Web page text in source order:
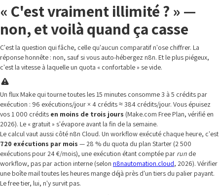
« C'est vraiment illimité ? » —
non, et voilà quand ça casse
C'est la question qui fâche, celle qu'aucun comparatif n'ose chiffrer. La
réponse honnête : non, sauf si vous auto-hébergez n8n. Et le plus piégeux,
c'est la vitesse à laquelle un quota « confortable » se vide.
Un flux Make qui tourne toutes les 15 minutes consomme 3 à 5 crédits par
exécution : 96 exécutions/jour × 4 crédits ≈ 384 crédits/jour. Vous épuisez
vos 1 000 crédits en moins de trois jours (Make.com Free Plan, vérifié en
2026). Le « gratuit » s'évapore avant la fin de la semaine.
Le calcul vaut aussi côté n8n Cloud. Un workflow exécuté chaque heure, c'est
720 exécutions par mois — 28 % du quota du plan Starter (2 500
exécutions pour 24 €/mois), une exécution étant comptée par run de
workflow, pas par action interne (selon n8nautomation.cloud, 2026). Vérifier
une boîte mail toutes les heures mange déjà près d'un tiers du palier payant.
Le free tier, lui, n'y survit pas.